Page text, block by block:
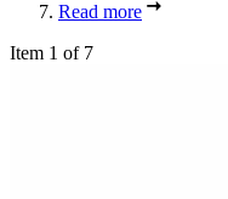
Read more
Item 1 of 7